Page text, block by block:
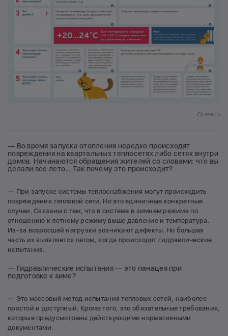
Скачать
— Во время запуска отопления нередко происходят
повреждения на квартальных теплосетях либо сетях внутри
домов. Начинаются обращения жителей со словами: что вы
делали все лето… Так почему это происходит?
— При запуске системы теплоснабжения могут происходить
повреждения тепловой сети. Но это единичные конкретные
случаи. Связаны с тем, что в системе в зимнем режиме по
отношению к летнему режиму выше давление и температура.
Из-за возросшей нагрузки возникают дефекты. Но большая
часть их выявляется летом, когда происходят гидравлические
испытания.
— Гидравлические испытания — это панацея при
подготовке к зиме?
— Это массовый метод испытания тепловых сетей, наиболее
простой и доступный. Кроме того, это обязательные требования,
которые предусмотрены действующими нормативными
документами.